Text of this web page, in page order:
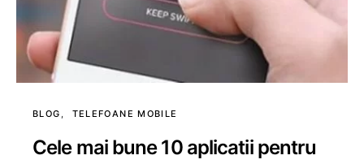
BLOG TELEFOANE MOBILE
Cele mai bune 10 aplicatii pentru